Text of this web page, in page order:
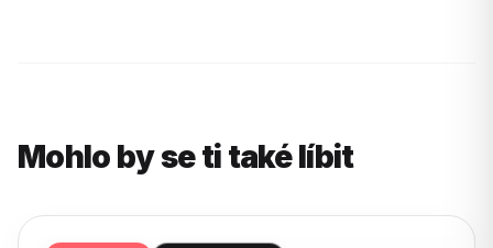
Mohlo by se ti také líbit